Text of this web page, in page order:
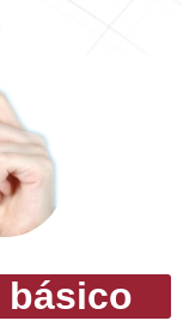
básico